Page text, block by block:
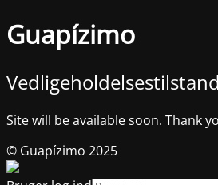
Guapízimo
Site will be available soon. Thank
© Guapízimo 2025